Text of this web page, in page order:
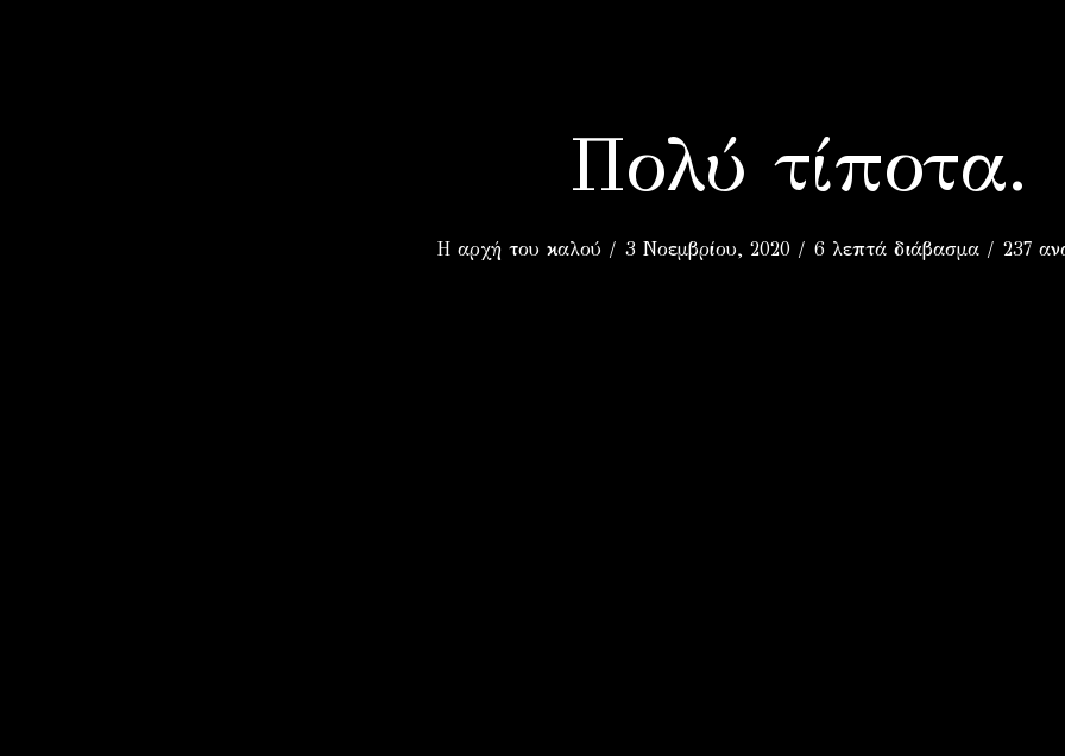
Πολύ τίποτα.
Η αρχή του καλού 3 Νοεμβρίου, 2020 6 λεπτά διάβασμα 237
Π